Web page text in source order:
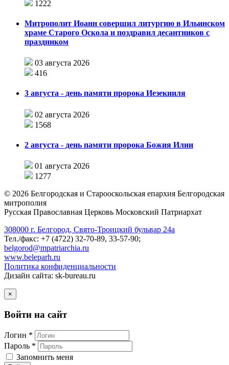
1222
Митрополит Иоанн совершил литургию в Ильинском
храме Старого Оскола и поздравил десантников с
праздником
03 августа 2026
416
3 августа - день памяти пророка Иезекииля
02 августа 2026
1568
2 августа - день памяти пророка Божия Илии
01 августа 2026
1277
© 2026 Белгородская и Старооскольская епархия Белгородская
митрополия
Русская Православная Церковь Московский Патриархат
308000 г. Белгород, Свято-Троицкий бульвар 24а
Тел./факс: +7 (4722) 32-70-89, 33-57-90;
belgorod@mpatriarchia.ru
www.beleparh.ru
Политика конфиденциальности
Дизайн сайта: sk-bureau.ru
×
Войти на сайт
Логин *
Пароль *
Запомнить меня